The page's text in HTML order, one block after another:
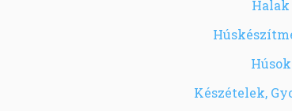
Halak
Húsok
Készételek,